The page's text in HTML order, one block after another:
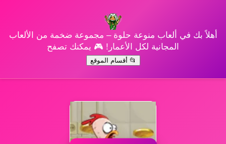
أهلاً بك في ألعاب منوعة حلوة – مجموعة ضخمة من الألعاب
المجانية لكل الأعمار! 🎮 يمكنك تصفح
📂 أقسام الموقع